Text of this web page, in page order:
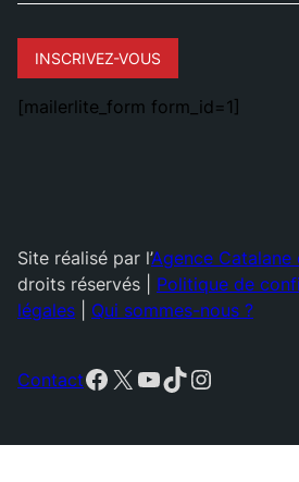
INSCRIVEZ-VOUS
[mailerlite_form form_id=1]
Site réalisé par l’Agence Catalane
droits réservés | Politique de
légales
Qui sommes-nous ?
ContactFacebook
X YouTube
TikTok
Instagram